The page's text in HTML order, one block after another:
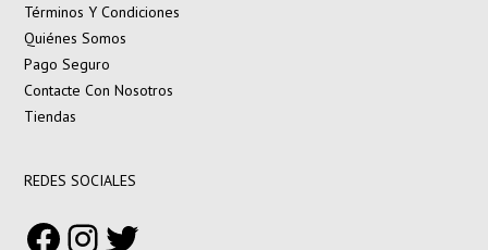
Términos Y Condiciones
Quiénes Somos
Pago Seguro
Contacte Con Nosotros
Tiendas
REDES SOCIALES
Facebook
Instagram
Twitter